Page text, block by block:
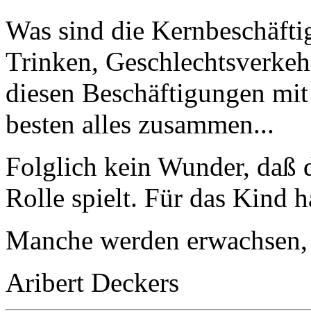
Was sind die
Trinken,
diesen Beschäftigungen
besten alles zusammen...
Folglich kein Wunder, daß
Rolle spielt. Für das Kind
Manche werden
Aribert Deckers